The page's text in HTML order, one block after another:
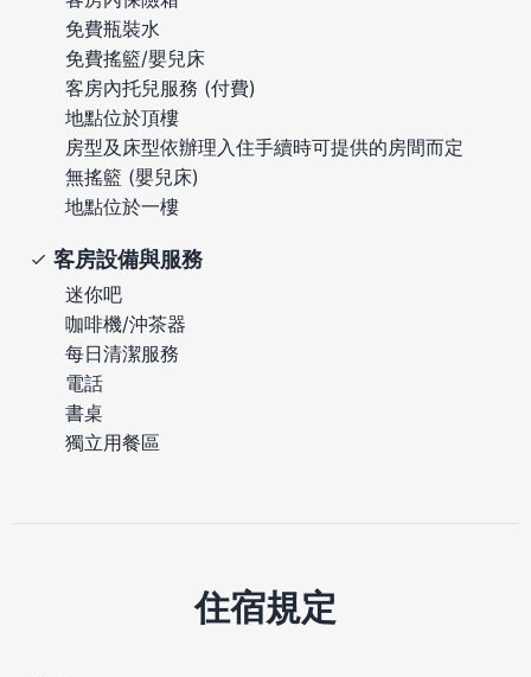
免費瓶裝水
免費搖籃/嬰兒床
客房內托兒服務 (付費)
地點位於頂樓
房型及床型依辦理入住手續時可提供的房間而定
無搖籃 (嬰兒床)
地點位於一樓
客房設備與服務
迷你吧
咖啡機/沖茶器
每日清潔服務
電話
書桌
獨立用餐區
住宿規定